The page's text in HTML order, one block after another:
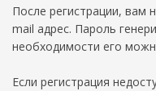
После регистрации, вам
mail адрес. Пароль
необходимости его
Если регистрация